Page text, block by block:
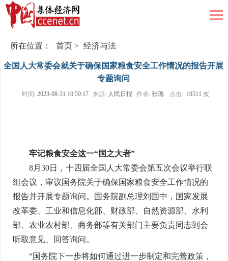
所在位置： 首页 > 经济与法
全国人大常委会就关于确保国家粮食安全工作情况的报告开展
专题询问
时间: 2023-08-31 10:59:17 来源: 人民日报 作者: 张璁 点击: 19511 次
牢记粮食安全这一“国之大者”
8月30日，十四届全国人大常委会第五次会议举行联
组会议，审议国务院关于确保国家粮食安全工作情况的
报告并开展专题询问。国务院副总理刘国中，国家发展
改革委、工业和信息化部、财政部、自然资源部、水利
部、农业农村部、商务部等有关部门主要负责同志到会
听取意见、回答询问。
“国务院下一步将如何通过进一步制定和完善政策，